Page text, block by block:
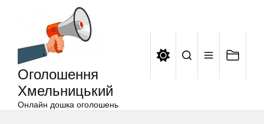
Оголошення
Хмельницький
Онлайн дошка оголошень